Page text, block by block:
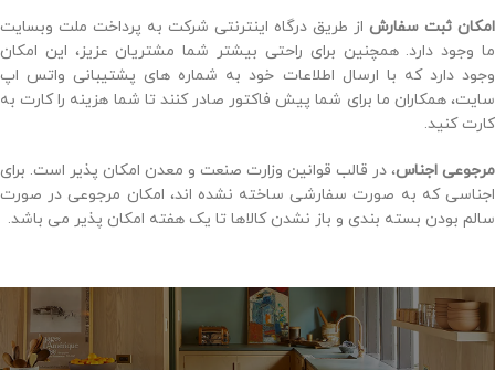
امکان ثبت سفارش از طریق درگاه اینترنتی شرکت به پرداخت ملت وبسایت
ما وجود دارد. همچنین برای راحتی بیشتر شما مشتریان عزیز، این امکان
وجود دارد که با ارسال اطلاعات خود به شماره های پشتیبانی واتس اپ
سایت، همکاران ما برای شما پیش فاکتور صادر کنند تا شما هزینه را کارت به
کارت کنید.
مرجوعی اجناس، در قالب قوانین وزارت صنعت و معدن امکان پذیر است. برای
اجناسی که به صورت سفارشی ساخته نشده اند، امکان مرجوعی در صورت
سالم بودن بسته بندی و باز نشدن کالاها تا یک هفته امکان پذیر می باشد.